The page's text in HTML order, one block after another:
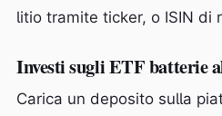
litio tramite ticker, o ISIN di
Investi sugli ETF batterie
Carica un deposito sulla